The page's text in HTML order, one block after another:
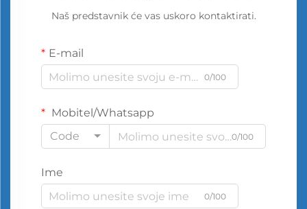
Naš predstavnik će vas uskoro kontaktirati.
E-mail
0/100
Mobitel/Whatsapp
Code
0/100
Ime
0/100